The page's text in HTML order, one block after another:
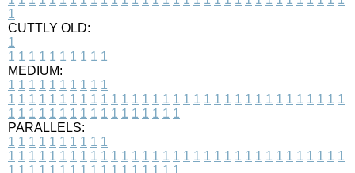
1
CUTTLY OLD:
1
1 1 1 1 1 1 1 1 1 1
MEDIUM:
1 1 1 1 1 1 1 1 1 1
1 1 1 1 1 1 1 1 1 1 1 1 1 1 1 1 1 1 1 1 1 1 1 1 1 1 1 1 1 1 1 1 1
1 1 1 1 1 1 1 1 1 1 1 1 1 1 1 1 1
PARALLELS:
1 1 1 1 1 1 1 1 1 1
1 1 1 1 1 1 1 1 1 1 1 1 1 1 1 1 1 1 1 1 1 1 1 1 1 1 1 1 1 1 1 1 1
1 1 1 1 1 1 1 1 1 1 1 1 1 1 1 1 1